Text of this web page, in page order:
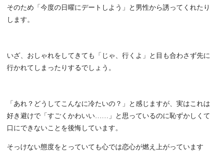
そのため「今度の日曜にデートしよう」と男性から誘ってくれたり
します。
いざ、おしゃれをしてきても「じゃ、行くよ」と目も合わさず先に
行かれてしまったりするでしょう。
「あれ？どうしてこんなに冷たいの？」と感じますが、実はこれは
好き避けで「すごくかわいい……」と思っているのに恥ずかしくて
口にできないことを後悔しています。
そっけない態度をとっていても心では恋心が燃え上がっています